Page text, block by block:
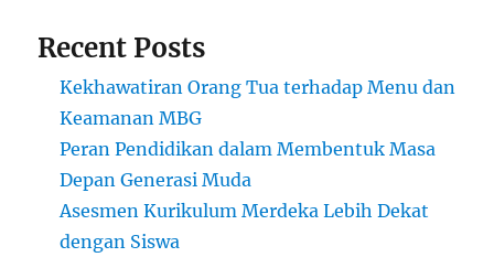
Recent Posts
Kekhawatiran Orang Tua terhadap Menu dan
Keamanan MBG
Peran Pendidikan dalam Membentuk Masa
Depan Generasi Muda
Asesmen Kurikulum Merdeka Lebih Dekat
dengan Siswa